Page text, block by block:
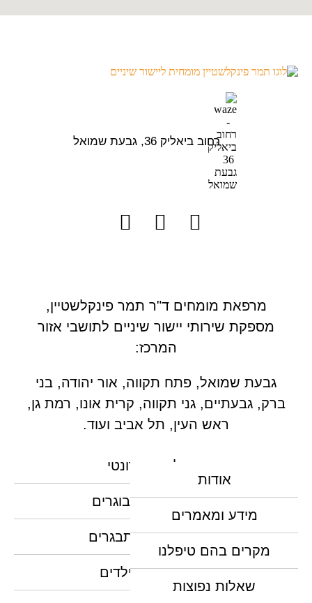
רחוב ביאליק 36, גבעת שמואל
מרפאת מומחים ד"ר תמר פינקלשטיין,
מספקת שירותי יישור שיניים לתושבי אזור
המרכז:
גבעת שמואל, פתח תקווה, אור יהודה, בני
ברק, גבעתיים, גני תקווה, קרית אונו, רמת גן,
ראש העין, תל אביב ועוד.
טיפול אורתודונטי
יישור שיניים למבוגרים
יישור שיניים למתבגרים
יישור שיניים לילדים
אודות
מידע ומאמרים
מקרים בהם טיפלנו
שאלות נפוצות